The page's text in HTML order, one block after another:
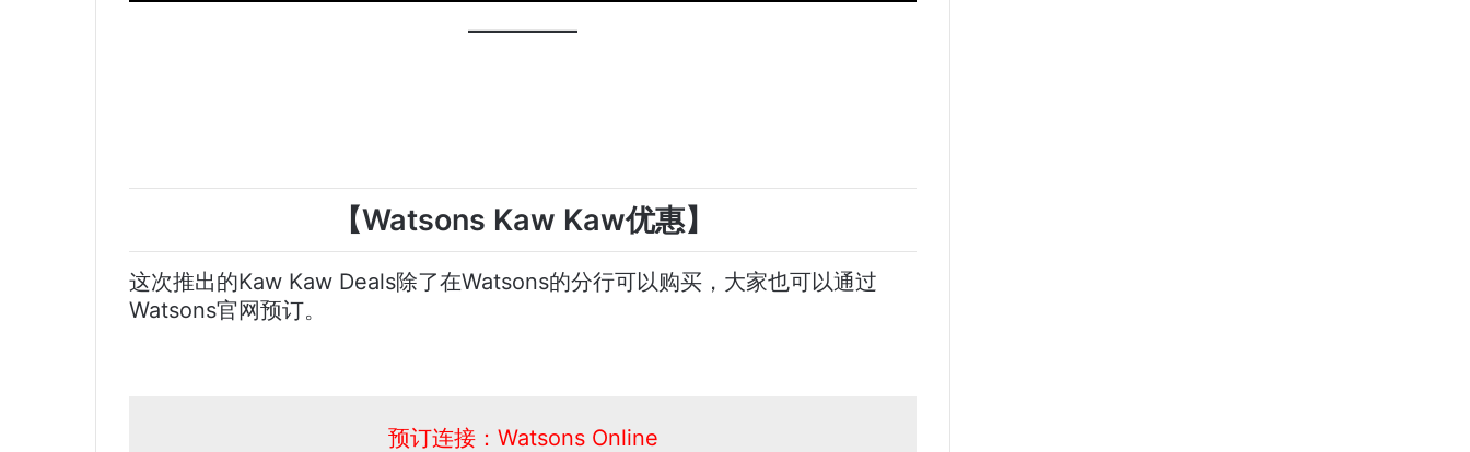
【Watsons Kaw Kaw优惠】
这次推出的Kaw Kaw Deals除了在Watsons的分行可以购买，大家也可以通过
Watsons官网预订。
预订连接：Watsons Online